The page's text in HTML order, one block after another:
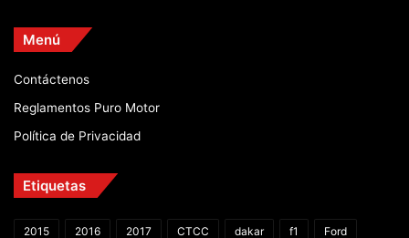
Menú
Contáctenos
Reglamentos Puro Motor
Política de Privacidad
Etiquetas
2015 2016 2017 CTCC dakar f1 Ford